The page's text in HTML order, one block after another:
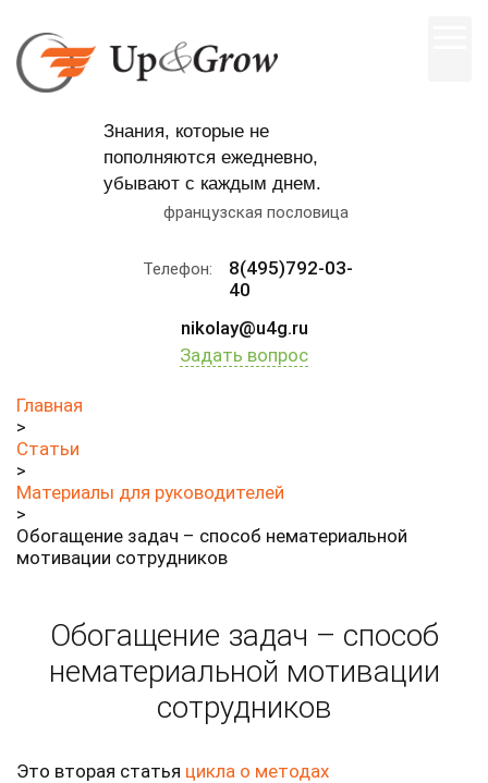
Знания, которые не
пополняются ежедневно,
убывают с каждым днем.
французская пословица
Телефон:
8(495)792-03-
40
nikolay@u4g.ru
Задать вопрос
Главная
>
Статьи
>
Материалы для руководителей
>
Обогащение задач – способ нематериальной
мотивации сотрудников
Обогащение задач – способ
нематериальной мотивации
сотрудников
Это вторая статья цикла о методах